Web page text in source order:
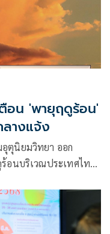
อน 'พายุฤดูร้อน'
างแจ้ง
ตุนิยมวิทยา ออก
อนบริเวณประเทศไทย